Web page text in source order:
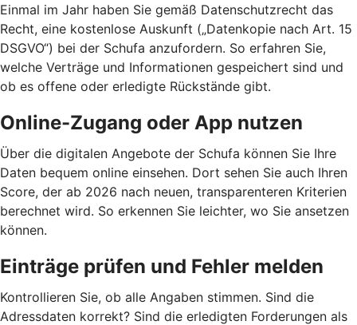
Einmal im Jahr haben Sie gemäß Datenschutzrecht das
Recht, eine kostenlose Auskunft („Datenkopie nach Art. 15
DSGVO“) bei der Schufa anzufordern. So erfahren Sie,
welche Verträge und Informationen gespeichert sind und
ob es offene oder erledigte Rückstände gibt.
Online-Zugang oder App nutzen
Über die digitalen Angebote der Schufa können Sie Ihre
Daten bequem online einsehen. Dort sehen Sie auch Ihren
Score, der ab 2026 nach neuen, transparenteren Kriterien
berechnet wird. So erkennen Sie leichter, wo Sie ansetzen
können.
Einträge prüfen und Fehler melden
Kontrollieren Sie, ob alle Angaben stimmen. Sind die
Adressdaten korrekt? Sind die erledigten Forderungen als